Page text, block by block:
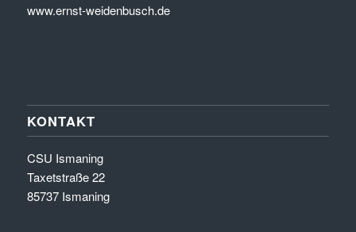
www.ernst-weidenbusch.de
KONTAKT
CSU Ismaning
Taxetstraße 22
85737 Ismaning